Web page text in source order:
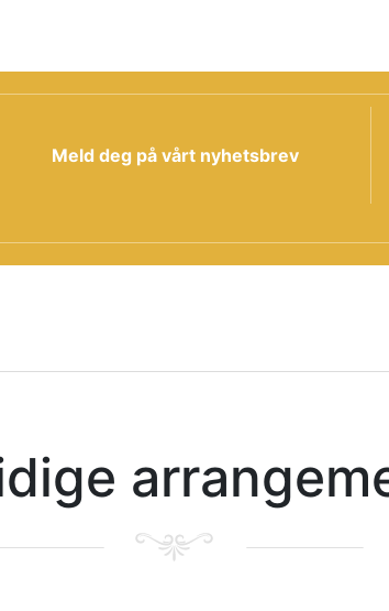
Meld deg på vårt nyhetsbrev